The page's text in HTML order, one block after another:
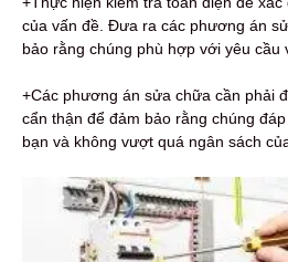
của vấn đề. Đưa ra các phương án
bảo rằng chúng phù hợp với yêu cầu
+Các phương án sửa chữa cần phải
cẩn thận để đảm bảo rằng chúng
bạn và không vượt quá ngân sách